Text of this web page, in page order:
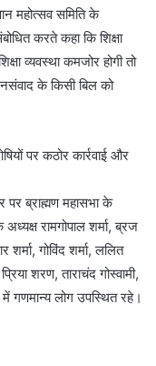
महोत्सव समिति के
करते कहा कि शिक्षा
व्यवस्था कमजोर होगी तो
के किसी बिल को
पर कठोर कार्रवाई और
पर ब्राह्मण महासभा के
रामगोपाल शर्मा, ब्रज
गोविंद शर्मा, ललित
शरण, ताराचंद गोस्वामी,
गणमान्य लोग उपस्थित रहे।